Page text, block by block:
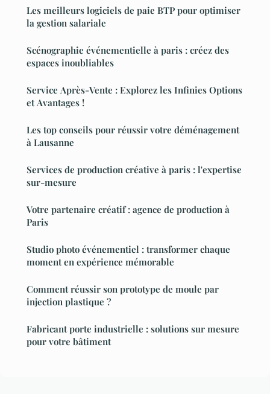
Les meilleurs logiciels de paie BTP pour optimiser
la gestion salariale
Scénographie événementielle à paris : créez des
espaces inoubliables
Service Après-Vente : Explorez les Infinies Options
et Avantages !
Les top conseils pour réussir votre déménagement
à Lausanne
Services de production créative à paris : l'expertise
sur-mesure
Votre partenaire créatif : agence de production à
Paris
Studio photo événementiel : transformer chaque
moment en expérience mémorable
Comment réussir son prototype de moule par
injection plastique ?
Fabricant porte industrielle : solutions sur mesure
pour votre bâtiment